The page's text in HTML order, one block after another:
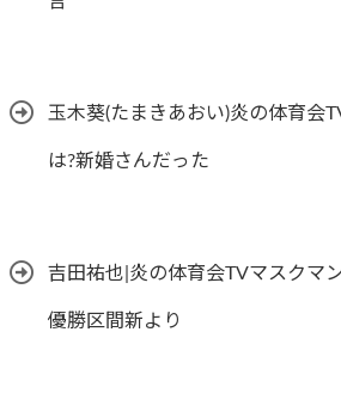
玉木葵(たまきあおい)炎の体育会
は?新婚さんだった
吉田祐也|炎の体育会TVマスクマ
優勝区間新より